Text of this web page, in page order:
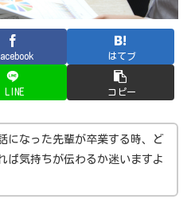
はてブ
LINE コピー
になった先輩が卒業する時、ど
ば気持ちが伝わるか迷いますよ